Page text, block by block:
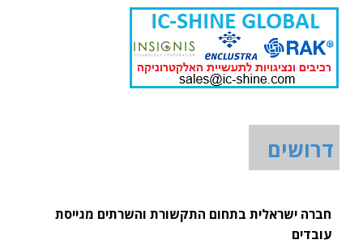
דרושים
חברה ישראלית בתחום התקשורת והשרתים מגייסת
עובדים